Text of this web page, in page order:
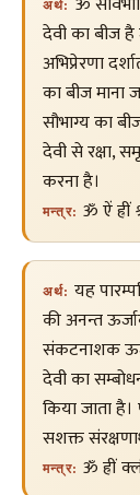
अर्थ:
देवी का बीज है
अभिप्रेरणा
का बीज माना
सौभाग्य का
देवी से रक्षा,
करना है।
मन्त्र: ॐ ऐं ह्रीं
अर्थ: यह
की अनन्त
संकटनाशक
देवी का
किया जाता
सशक्त
मन्त्र: ॐ ह्रीं